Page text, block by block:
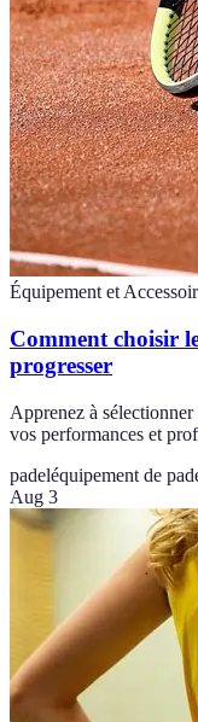
Équipement et
Comment choisir
progresser
Apprenez à
vos performances et
padeléquipement de
Aug 3